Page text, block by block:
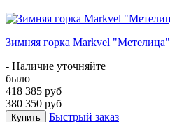
Зимняя горка Markvel "Метелица"
- Наличие уточняйте
было
418 385 руб
380 350 руб
Купить
Быстрый заказ